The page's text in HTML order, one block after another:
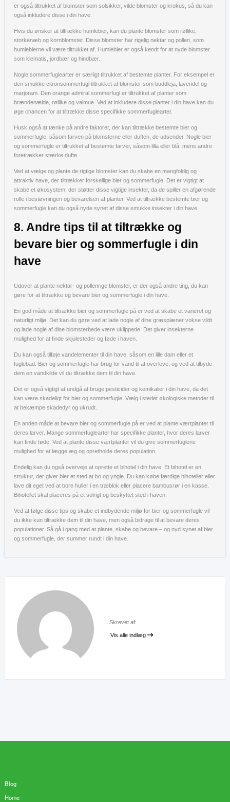
er også tiltrukket af blomster som solsikker, vilde blomster og krokus, så du kan
også inkludere disse i din have.
Hvis du ønsker at tiltrække humlebier, kan du plante blomster som røllike,
storkenæb og kornblomster. Disse blomster har rigelig nektar og pollen, som
humlebierne vil være tiltrukket af. Humlebier er også kendt for at nyde blomster
som klematis, jordbær og hindbær.
Nogle sommerfuglearter er særligt tiltrukket af bestemte planter. For eksempel er
den smukke citronsommerfugl tiltrukket af blomster som buddleja, lavendel og
marjoram. Den orange admiral sommerfugl er tiltrukket af planter som
brændenælde, røllike og valmue. Ved at inkludere disse planter i din have kan du
øge chancen for at tiltrække disse specifikke sommerfuglearter.
Husk også at tænke på andre faktorer, der kan tiltrække bestemte bier og
sommerfugle, såsom farven på blomsterne eller duften, de udsender. Nogle bier
og sommerfugle er tiltrukket af bestemte farver, såsom lilla eller blå, mens andre
foretrækker stærke dufte.
Ved at vælge og plante de rigtige blomster kan du skabe en mangfoldig og
attraktiv have, der tiltrækker forskellige bier og sommerfugle. Det er vigtigt at
skabe et økosystem, der støtter disse vigtige insekter, da de spiller en afgørende
rolle i bestøvningen og bevarelsen af planter. Ved at tiltrække bestemte bier og
sommerfugle kan du også nyde synet af disse smukke insekter i din have.
8. Andre tips til at tiltrække og
bevare bier og sommerfugle i din
have
Udover at plante nektar- og pollenrige blomster, er der også andre ting, du kan
gøre for at tiltrække og bevare bier og sommerfugle i din have.
En god måde at tiltrække bier og sommerfugle på er ved at skabe et varieret og
naturligt miljø. Det kan du gøre ved at lade nogle af dine græsplæner vokse vildt
og lade nogle af dine blomsterbede være uklippede. Det giver insekterne
mulighed for at finde skjulesteder og føde i haven.
Du kan også tilføje vandelementer til din have, såsom en lille dam eller et
fuglebad. Bier og sommerfugle har brug for vand til at overleve, og ved at tilbyde
dem en vandkilde vil du tiltrække dem til din have.
Det er også vigtigt at undgå at bruge pesticider og kemikalier i din have, da det
kan være skadeligt for bier og sommerfugle. Vælg i stedet økologiske metoder til
at bekæmpe skadedyr og ukrudt.
En anden måde at bevare bier og sommerfugle på er ved at plante værtplanter til
deres larver. Mange sommerfuglearter har specifikke planter, hvor deres larver
kan finde føde. Ved at plante disse værtplanter vil du give sommerfuglene
mulighed for at lægge æg og opretholde deres population.
Endelig kan du også overveje at oprette et bihotel i din have. Et bihotel er en
struktur, der giver bier et sted at bo og yngle. Du kan købe færdige bihoteller eller
lave dit eget ved at bore huller i en træblok eller placere bambusrør i en kasse.
Bihotellet skal placeres på et solrigt og beskyttet sted i haven.
Ved at følge disse tips og skabe et indbydende miljø for bier og sommerfugle vil
du ikke kun tiltrække dem til din have, men også bidrage til at bevare deres
populationer. Så gå i gang med at plante, skabe og bevare – og nyd synet af bier
og sommerfugle, der summer rundt i din have.
Skrevet af:
Vis alle indlæg
Blog
Home